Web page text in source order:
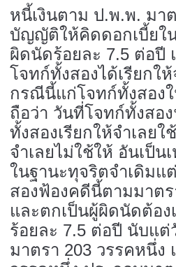
หนี้เงินตาม ป.พ.พ. มา
บัญญัติให้คิดดอกเบี้ยใน
ผิดนัดร้อยละ 7.5 ต่อปี
โจทก์ทั้งสองได้เรียกให้
กรณีนี้แก่โจทก์ทั้งสอง
ถือว่า วันที่โจทก์ทั้งสอ
ทั้งสองเรียกให้จำเลยใ
จำเลยไม่ใช้ให้ อันเป็น
ในฐานะทุจริตจำเดิมแ
สองฟ้องคดีนี้ตามมาตร
และตกเป็นผู้ผิดนัดต้อง
ร้อยละ 7.5 ต่อปี นับแต่
มาตรา 203 วรรคหนึ่ง